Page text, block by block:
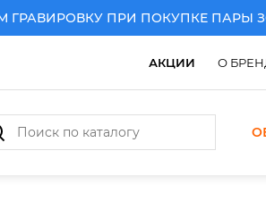
ПРИ ПОКУПКЕ ПАРЫ
АКЦИИ О